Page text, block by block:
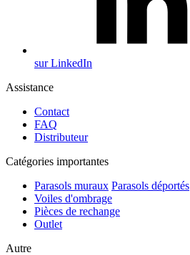
sur LinkedIn
Assistance
Contact
FAQ
Distributeur
Catégories importantes
Parasols muraux Parasols déportés
Voiles d'ombrage
Pièces de rechange
Outlet
Autre